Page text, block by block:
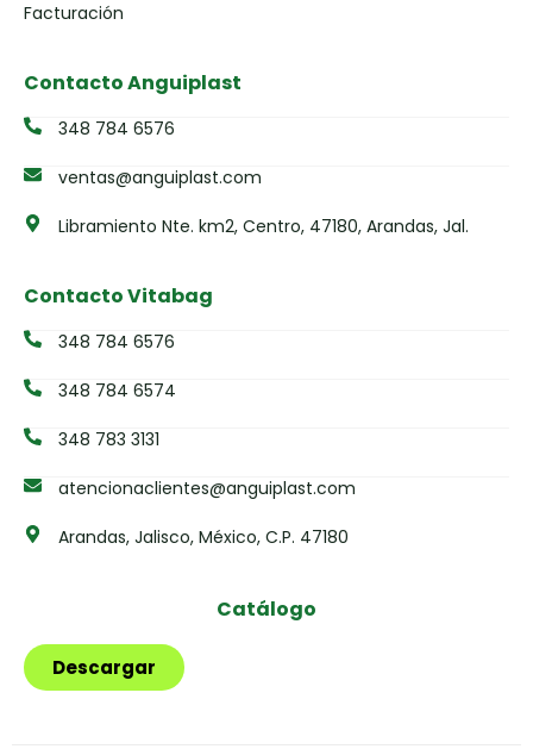
Facturación
Contacto Anguiplast
348 784 6576
ventas@anguiplast.com
Libramiento Nte. km2, Centro, 47180, Arandas, Jal.
Contacto Vitabag
348 784 6576
348 784 6574
348 783 3131
atencionaclientes@anguiplast.com
Arandas, Jalisco, México, C.P. 47180
Catálogo
Descargar